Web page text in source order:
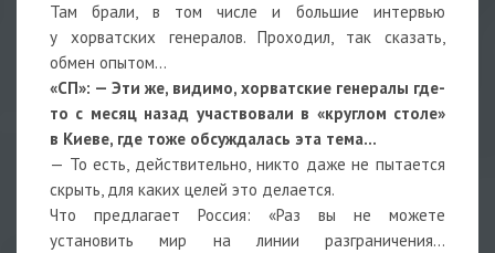
Там брали, в том числе и большие интервью
у хорватских генералов. Проходил, так сказать,
обмен опытом…
«СП»: — Эти же, видимо, хорватские генералы где-
то с месяц назад участвовали в «круглом столе»
в Киеве, где тоже обсуждалась эта тема…
— То есть, действительно, никто даже не пытается
скрыть, для каких целей это делается.
Что предлагает Россия: «Раз вы не можете
установить мир на линии разграничения…